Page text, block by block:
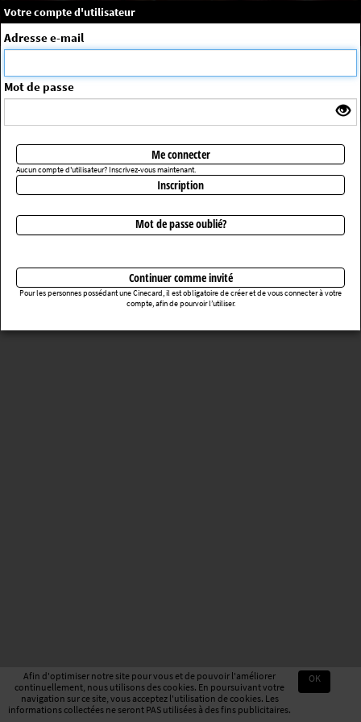
Afin d'optimiser notre site pour vous et de pouvoir l'améliorer
continuellement, nous utilisons des cookies. En poursuivant votre
navigation sur ce site, vous acceptez l'utilisation de cookies. Les
informations collectées ne seront PAS utilisées à des fins publicitaires.
OK
Message système
La séance choisie n'a pas été trouvée
Votre compte d'utilisateur
Adresse e-mail
Mot de passe
Me connecter
Aucun compte d'utilisateur? Inscrivez-vous maintenant.
Inscription
Mot de passe oublié?
Continuer comme invité
Pour les personnes possédant une Cinecard, il est obligatoire de créer et de vous connecter à votre
compte, afin de pourvoir l’utiliser.